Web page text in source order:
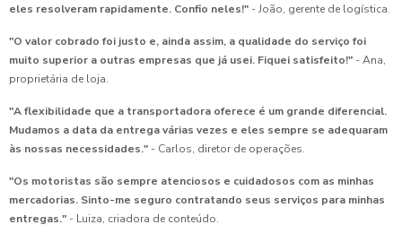
eles resolveram rapidamente. Confio neles!" - João, gerente de logística.
"O valor cobrado foi justo e, ainda assim, a qualidade do serviço foi
muito superior a outras empresas que já usei. Fiquei satisfeito!" - Ana,
proprietária de loja.
"A flexibilidade que a transportadora oferece é um grande diferencial.
Mudamos a data da entrega várias vezes e eles sempre se adequaram
às nossas necessidades." - Carlos, diretor de operações.
"Os motoristas são sempre atenciosos e cuidadosos com as minhas
mercadorias. Sinto-me seguro contratando seus serviços para minhas
entregas." - Luiza, criadora de conteúdo.